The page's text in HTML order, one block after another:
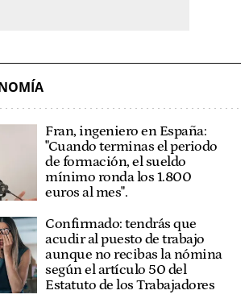
Fran, ingeniero en España:
"Cuando terminas el periodo
de formación, el sueldo
mínimo ronda los 1.800
euros al mes".
Confirmado: tendrás que
acudir al puesto de trabajo
aunque no recibas la nómina
según el artículo 50 del
Estatuto de los Trabajadores